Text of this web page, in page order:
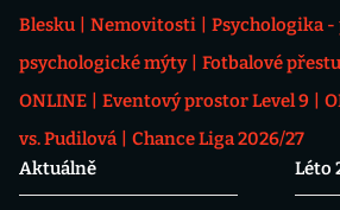
Blesku
Nemovitosti
Psychologika
psychologické mýty
Fotbalové
ONLINE
Eventový prostor Level 9
vs. Pudilová
Chance Liga 2026/27
Aktuálně
Léto